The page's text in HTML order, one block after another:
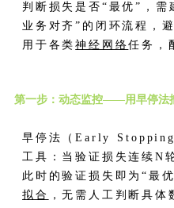
判断损失是否“最优”，
业务对齐”的闭环流程，
用于各类神经网络任务，
第一步：动态监控——用早停法
早停法（Early Stopping
工具：当验证损失连续N
此时的验证损失即为“最
拟合
，无需人工判断具体